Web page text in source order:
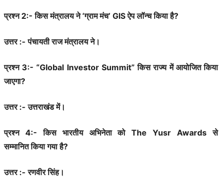
प्रश्न 2:- किस मंत्रालय ने ‘ग्राम मंच’ GIS ऐप लॉन्च किया है?
उत्तर :- पंचायती राज मंत्रालय ने।
प्रश्न 3:- “Global Investor Summit” किस राज्य में आयोजित किया
जाएगा?
उत्तर :- उत्तराखंड में।
प्रश्न 4:- किस भारतीय अभिनेता को The Yusr Awards से
सम्मानित किया गया है?
उत्तर :- रणवीर सिंह।